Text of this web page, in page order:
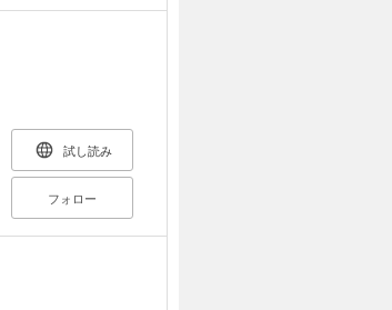
試し読み
フォロー